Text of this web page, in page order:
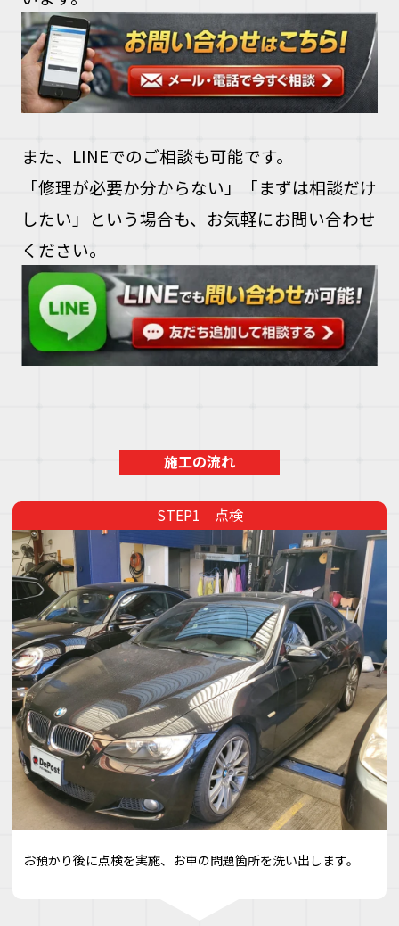
また、LINEでのご相談も可能です。
「修理が必要か分からない」「まずは相談だけ
したい」という場合も、お気軽にお問い合わせ
ください。
施工の流れ
点検
お預かり後に点検を実施、お車の問題箇所を洗い出します。